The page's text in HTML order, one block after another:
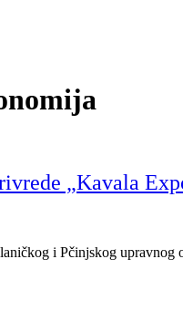
„Kavala
i Pčinjskog